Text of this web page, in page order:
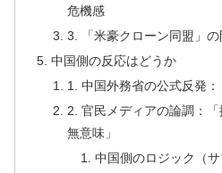
危機感
3. 「米豪クローン同盟」の
中国側の反応はどうか
1. 中国外務省の公式反発：
2. 官民メディアの論調：
無意味」
中国側のロジック（